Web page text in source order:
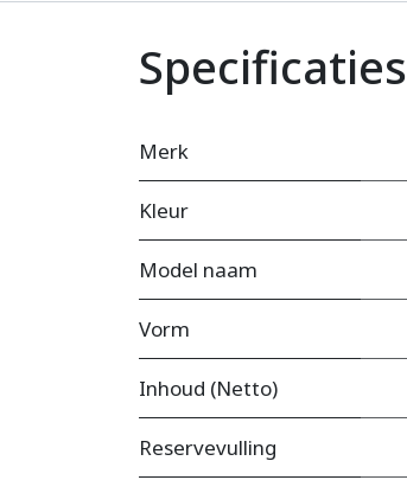
Specificaties
Merk
Kleur
Model naam
Vorm
Inhoud (Netto)
Reservevulling